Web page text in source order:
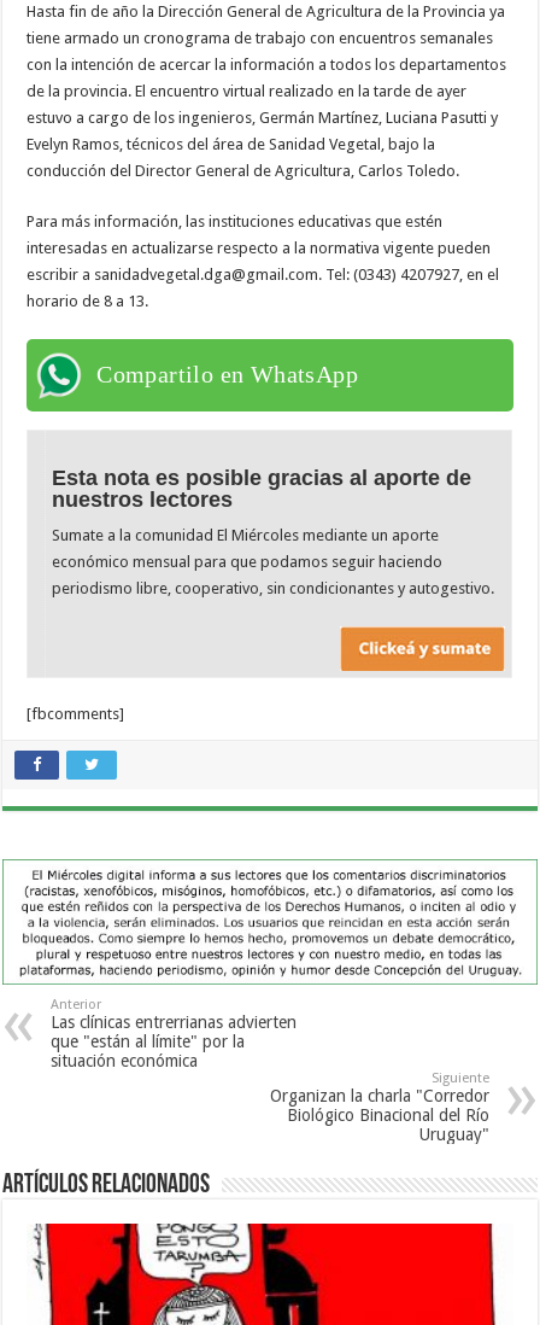
Hasta fin de año la Dirección General de Agricultura de la Provincia ya
tiene armado un cronograma de trabajo con encuentros semanales
con la intención de acercar la información a todos los departamentos
de la provincia. El encuentro virtual realizado en la tarde de ayer
estuvo a cargo de los ingenieros, Germán Martínez, Luciana Pasutti y
Evelyn Ramos, técnicos del área de Sanidad Vegetal, bajo la
conducción del Director General de Agricultura, Carlos Toledo.
Para más información, las instituciones educativas que estén
interesadas en actualizarse respecto a la normativa vigente pueden
escribir a sanidadvegetal.dga@gmail.com. Tel: (0343) 4207927, en el
horario de 8 a 13.
Compartilo en WhatsApp
Esta nota es posible gracias al aporte de
nuestros lectores
Sumate a la comunidad El Miércoles mediante un aporte
económico mensual para que podamos seguir haciendo
periodismo libre, cooperativo, sin condicionantes y autogestivo.
[fbcomments]
Anterior
Las clínicas entrerrianas advierten
que "están al límite" por la
situación económica
Siguiente
Organizan la charla "Corredor
Biológico Binacional del Río
Uruguay"
Artículos Relacionados